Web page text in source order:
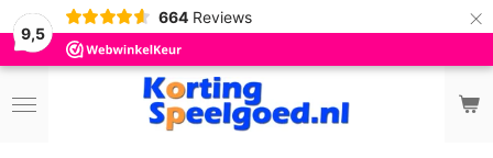
9,5
664 Reviews ×